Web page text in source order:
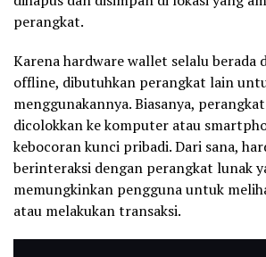
perangkat.
Karena hardware wallet selalu berada
offline, dibutuhkan perangkat lain
menggunakannya. Biasanya,
dicolokkan ke komputer atau
kebocoran kunci pribadi. Dari sana,
berinteraksi dengan perangkat lunak
memungkinkan pengguna untuk
atau melakukan transaksi.